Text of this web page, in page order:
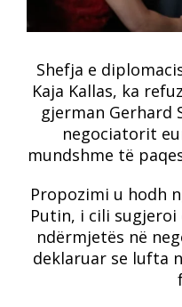
Shefja e
Kaja Kallas, ka
gjerman Gerhard
negociatorit
mundshme të
Propozimi u hodh
Putin, i cili sugjeroi
ndërmjetës në
deklaruar se lufta